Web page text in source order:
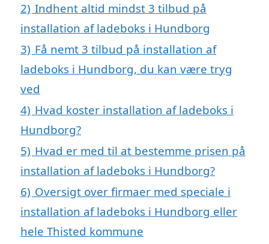
2) Indhent altid mindst 3 tilbud på
installation af ladeboks i Hundborg
3) Få nemt 3 tilbud på installation af
ladeboks i Hundborg, du kan være tryg
ved
4) Hvad koster installation af ladeboks i
Hundborg?
5) Hvad er med til at bestemme prisen på
installation af ladeboks i Hundborg?
6) Oversigt over firmaer med speciale i
installation af ladeboks i Hundborg eller
hele Thisted kommune